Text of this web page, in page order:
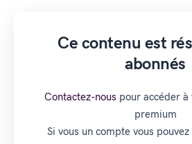
Ce contenu est
abonnés
Contactez-nous pour accéder à
premium
Si vous un compte vous pouvez